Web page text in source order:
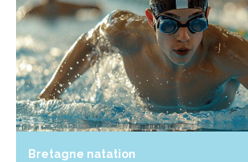
Bretagne natation